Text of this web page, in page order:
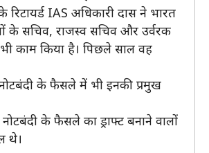
IAS अधिकारी दास ने भारत
के सचिव, राजस्व सचिव और उर्वरक
काम किया है। पिछले साल वह
के फैसले में भी इनकी प्रमुख
के फैसले का ड्राफ्ट बनाने वालों
थे।